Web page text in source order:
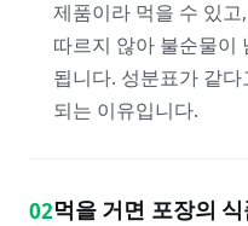
제품이라 먹을 수 있
따르지 않아 불순물이
됩니다. 성분표가 같
되는 이유입니다.
02먹을 거면 포장의